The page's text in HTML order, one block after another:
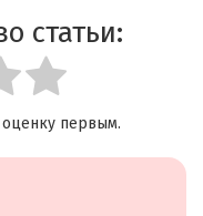
статьи:
первым.